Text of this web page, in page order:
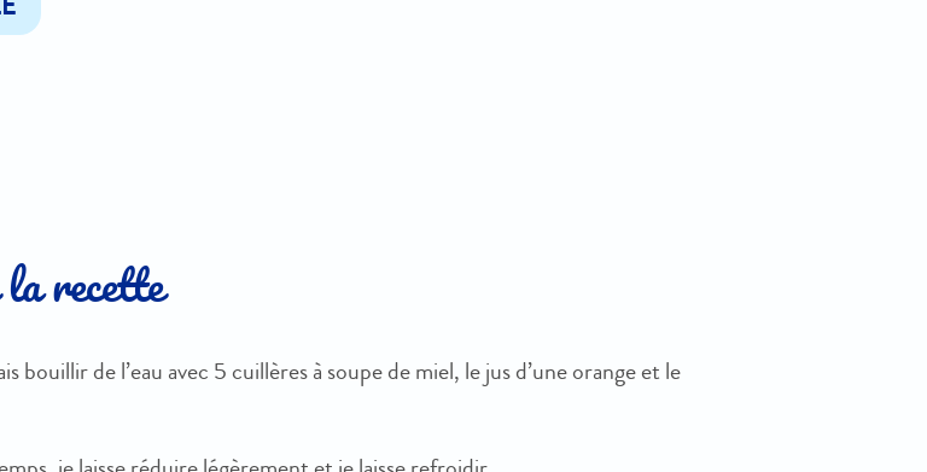
recette
bouillir de l’eau avec 5 cuillères à soupe de miel, le jus d’une orange et le